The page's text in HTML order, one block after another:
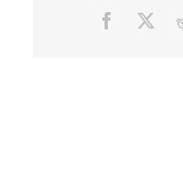
Facebook